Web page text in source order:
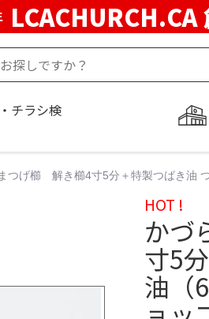
LCACHURCH.CA
チラシ検
げ櫛 解き櫛4寸5分＋特製つばき油
HOT !
かづ
寸5
油（